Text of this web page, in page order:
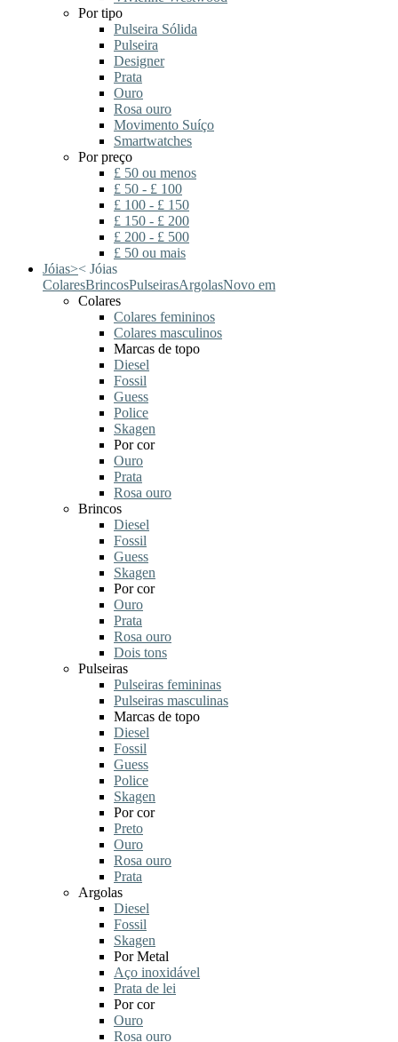
Por tipo
Pulseira Sólida
Pulseira
Designer
Prata
Ouro
Rosa ouro
Movimento Suíço
Smartwatches
Por preço
£ 50 ou menos
£ 50 - £ 100
£ 100 - £ 150
£ 150 - £ 200
£ 200 - £ 500
£ 50 ou mais
Jóias>< Jóias
ColaresBrincosPulseirasArgolasNovo em
Colares
Colares femininos
Colares masculinos
Marcas de topo
Diesel
Fossil
Guess
Police
Skagen
Por cor
Ouro
Prata
Rosa ouro
Brincos
Diesel
Fossil
Guess
Skagen
Por cor
Ouro
Prata
Rosa ouro
Dois tons
Pulseiras
Pulseiras femininas
Pulseiras masculinas
Marcas de topo
Diesel
Fossil
Guess
Police
Skagen
Por cor
Preto
Ouro
Rosa ouro
Prata
Argolas
Diesel
Fossil
Skagen
Por Metal
Aço inoxidável
Prata de lei
Por cor
Ouro
Rosa ouro